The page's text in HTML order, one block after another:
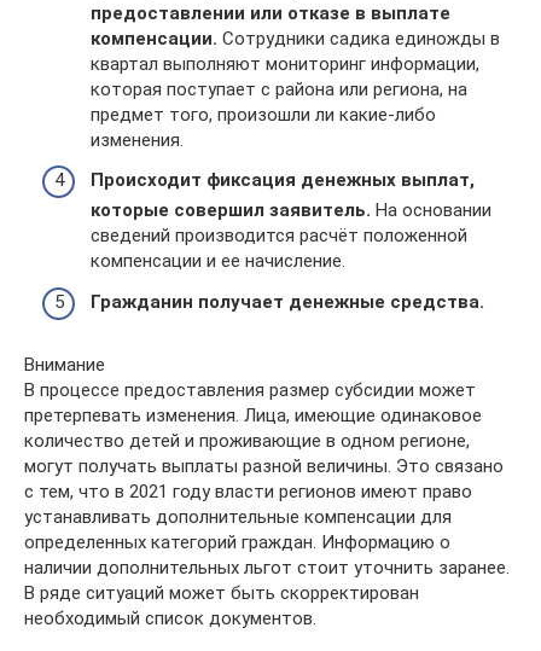
предоставлении или отказе в выплате
компенсации. Сотрудники садика единожды в
квартал выполняют мониторинг информации,
которая поступает с района или региона, на
предмет того, произошли ли какие-либо
изменения.
Происходит фиксация денежных выплат,
которые совершил заявитель. На основании
сведений производится расчёт положенной
компенсации и ее начисление.
Гражданин получает денежные средства.
Внимание
В процессе предоставления размер субсидии может
претерпевать изменения. Лица, имеющие одинаковое
количество детей и проживающие в одном регионе,
могут получать выплаты разной величины. Это связано
с тем, что в 2021 году власти регионов имеют право
устанавливать дополнительные компенсации для
определенных категорий граждан. Информацию о
наличии дополнительных льгот стоит уточнить заранее.
В ряде ситуаций может быть скорректирован
необходимый список документов.